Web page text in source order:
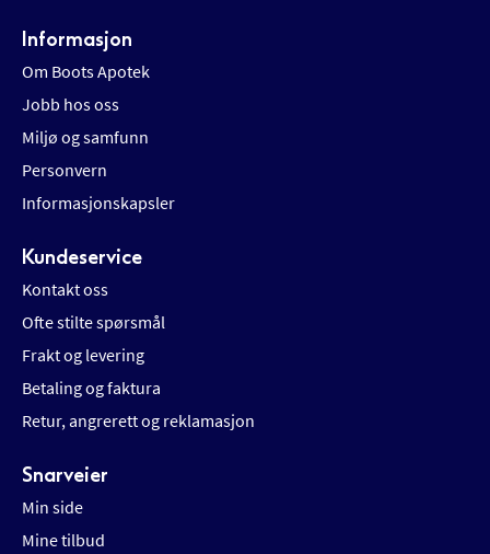
Informasjon
Om Boots Apotek
Jobb hos oss
Miljø og samfunn
Personvern
Informasjonskapsler
Kundeservice
Kontakt oss
Ofte stilte spørsmål
Frakt og levering
Betaling og faktura
Retur, angrerett og reklamasjon
Snarveier
Min side
Mine tilbud